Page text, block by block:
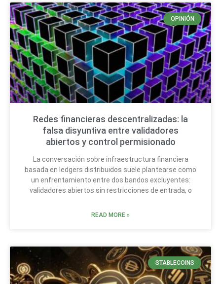
OPINIÓN
Redes financieras descentralizadas: la
falsa disyuntiva entre validadores
abiertos y control permisionado
La conversación sobre infraestructura financiera
basada en ledgers distribuidos suele plantearse como
un enfrentamiento entre dos bandos excluyentes:
validadores abiertos sin restricciones de entrada, o
READ MORE »
STABLECOINS